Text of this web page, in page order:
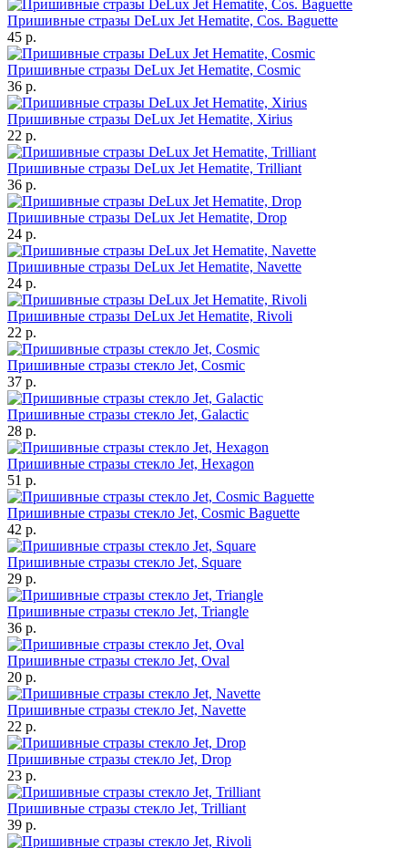
Пришивные стразы DeLux Jet Hematite, Cos. Baguette
45 р.
Пришивные стразы DeLux Jet Hematite, Cosmic
36 р.
Пришивные стразы DeLux Jet Hematite, Xirius
22 р.
Пришивные стразы DeLux Jet Hematite, Trilliant
36 р.
Пришивные стразы DeLux Jet Hematite, Drop
24 р.
Пришивные стразы DeLux Jet Hematite, Navette
24 р.
Пришивные стразы DeLux Jet Hematite, Rivoli
22 р.
Пришивные стразы стекло Jet, Cosmic
37 р.
Пришивные стразы стекло Jet, Galactic
28 р.
Пришивные стразы стекло Jet, Hexagon
51 р.
Пришивные стразы стекло Jet, Cosmic Baguette
42 р.
Пришивные стразы стекло Jet, Square
29 р.
Пришивные стразы стекло Jet, Triangle
36 р.
Пришивные стразы стекло Jet, Oval
20 р.
Пришивные стразы стекло Jet, Navette
22 р.
Пришивные стразы стекло Jet, Drop
23 р.
Пришивные стразы стекло Jet, Trilliant
39 р.